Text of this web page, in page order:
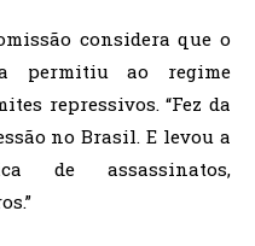
considera que o
permitiu ao regime
repressivos. “Fez da
no Brasil. E levou a
de assassinatos,